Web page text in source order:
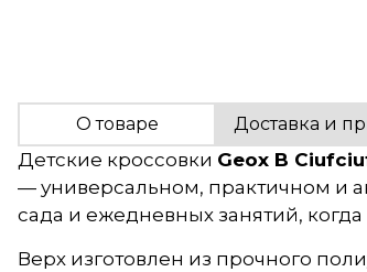
О товаре Доставка и
Детские кроссовки Geox B
— универсальном, практичном и
сада и ежедневных занятий,
Верх изготовлен из прочного